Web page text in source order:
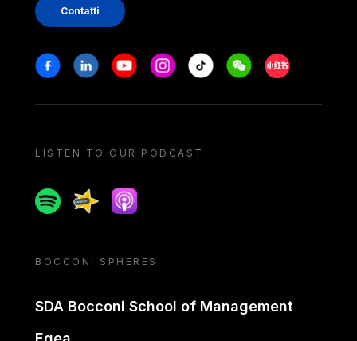
Contatti
Stay in touch
FacebookLinkedinYoutubeInstagram
Tiktok WeechatXiaohongshu/
LISTEN TO OUR PODCAST
SpotifySpreakerApple podcast
BOCCONI SPHERES
SDA Bocconi School of Management